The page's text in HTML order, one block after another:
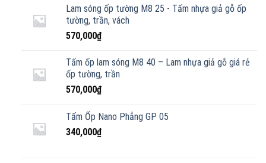
Lam sóng ốp tường M8 25 - Tấm nhựa giả gỗ ốp
tường, trần, vách
570,000₫
Tấm ốp lam sóng M8 40 – Lam nhựa giả gỗ giá rẻ
ốp tường, trần
570,000₫
Tấm Ốp Nano Phẳng GP 05
340,000₫